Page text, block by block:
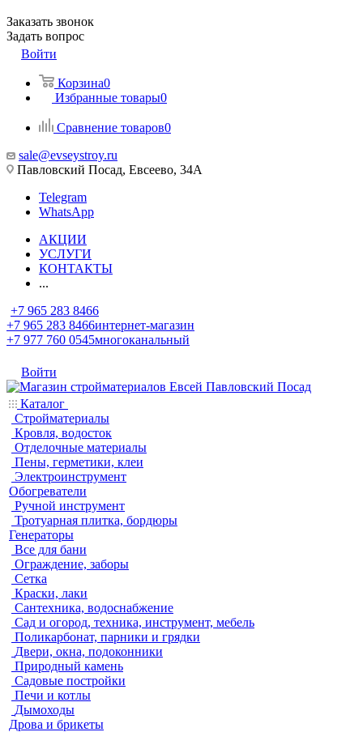
Заказать звонок
Задать вопрос
Войти
Корзина0
Избранные товары0
Сравнение товаров0
sale@evseystroy.ru
Павловский Посад, Евсеево, 34А
Telegram
WhatsApp
АКЦИИ
УСЛУГИ
КОНТАКТЫ
...
+7 965 283 8466
+7 965 283 8466интернет-магазин
+7 977 760 0545многоканальный
Войти
Каталог
Стройматериалы
Кровля, водосток
Отделочные материалы
Пены, герметики, клеи
Электроинструмент
Обогреватели
Ручной инструмент
Тротуарная плитка, бордюры
Генераторы
Все для бани
Ограждение, заборы
Сетка
Краски, лаки
Сантехника, водоснабжение
Сад и огород, техника, инструмент, мебель
Поликарбонат, парники и грядки
Двери, окна, подоконники
Природный камень
Садовые постройки
Печи и котлы
Дымоходы
Дрова и брикеты